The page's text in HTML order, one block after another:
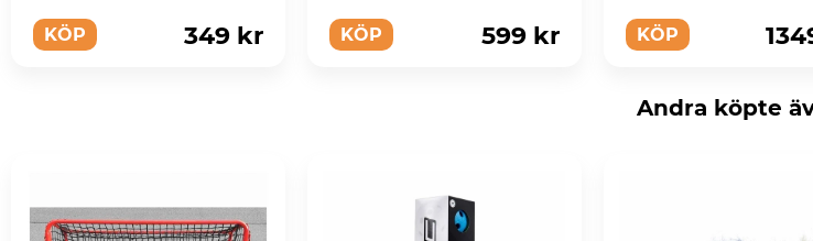
KÖP 349 kr KÖP 599 kr KÖP
Andra köpte